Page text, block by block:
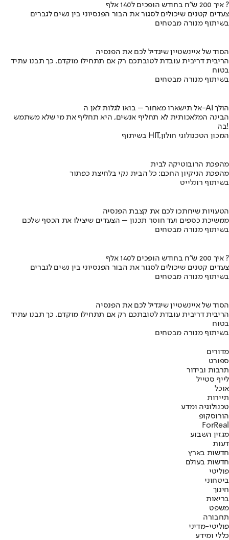
איך 200 ש"ח בחודש הופכים ל140 אלף ?
צעדים קטנים שיכולים לסגור את הבור הפנסיוני בין נשים לגברים
בשיתוף מנורה מבטחים
הסוד של איינשטיין שיגדיל לכם את הפנסיה
הריבית דריבית עובדת לטובתכם רק אם תתחילו מוקדם. כך תבנו עתיד
בטוח
בשיתוף מנורה מבטחים
אל תישארו מאחור – בואו לגלות לאן ה-AI הולך
הבינה המלאכותית לא תחליף אנשים, היא תחליף את מי שלא משתמש
בה!
בשיתוף HIT,המכון הטכנולוגי חולון
מהפכת הרובוטיקה לבית
מהפכת הניקיון החכם: כל הבית נקי בלחיצת כפתור
בשיתוף רונלייט
הטעויות שיחתכו לכם את קצבת הפנסיה
ממשיכת כספים ועד חוסר תכנון – הצעדים שיצילו את הכסף שלכם
בשיתוף מנורה מבטחים
איך 200 ש"ח בחודש הופכים ל140 אלף ?
צעדים קטנים שיכולים לסגור את הבור הפנסיוני בין נשים לגברים
בשיתוף מנורה מבטחים
הסוד של איינשטיין שיגדיל לכם את הפנסיה
הריבית דריבית עובדת לטובתכם רק אם תתחילו מוקדם. כך תבנו עתיד
בטוח
בשיתוף מנורה מבטחים
מדורים
ספורט
תרבות ובידור
לייף סטייל
אוכל
תיירות
טכנולוגיה ומדע
הורוסקופ
ForReal
מגזין השבוע
דעות
חדשות בארץ
חדשות בעולם
פוליטי
ביטחוני
חינוך
בריאות
משפט
תחבורה
פוליטי-מדיני
כללי ומידע